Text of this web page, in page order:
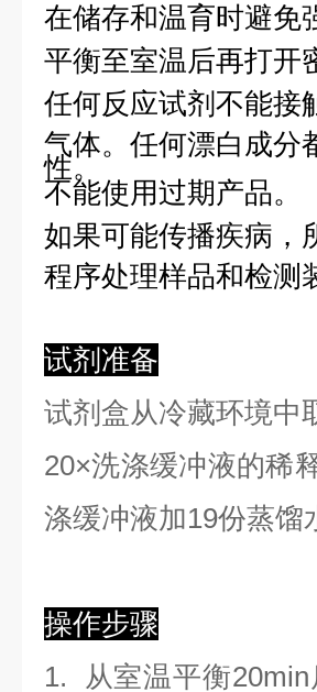
在储存和温育时避免
平衡至室温后再打开
任何反应试剂不能接
气体。任何漂白成分
性。
不能使用过期产品。
如果可能传播疾病，
程序处理样品和检测
试剂准备
试剂盒从冷藏环境中
20×洗涤缓冲液的稀
涤缓冲液加19份蒸馏
操作步骤
1. 从室温平衡